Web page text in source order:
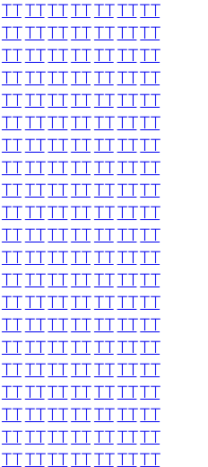
TTTTTTTTTTTTTT
TTTTTTTTTTTTTT
TTTTTTTTTTTTTT
TTTTTTTTTTTTTT
TTTTTTTTTTTTTT
TTTTTTTTTTTTTT
TTTTTTTTTTTTTT
TTTTTTTTTTTTTT
TTTTTTTTTTTTTT
TTTTTTTTTTTTTT
TTTTTTTTTTTTTT
TTTTTTTTTTTTTT
TTTTTTTTTTTTTT
TTTTTTTTTTTTTT
TTTTTTTTTTTTTT
TTTTTTTTTTTTTT
TTTTTTTTTTTTTT
TTTTTTTTTTTTTT
TTTTTTTTTTTTTT
TTTTTTTTTTTTTT
TTTTTTTTTTTTTT